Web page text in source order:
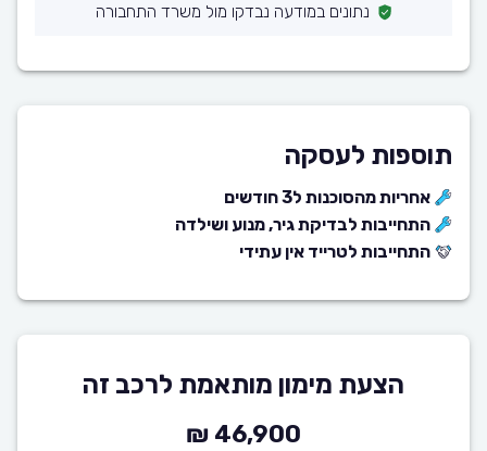
נתונים במודעה נבדקו מול משרד התחבורה
תוספות לעסקה
אחריות מהסוכנות ל3 חודשים
התחייבות לבדיקת גיר, מנוע ושילדה
התחייבות לטרייד אין עתידי
הצעת מימון מותאמת לרכב זה
46,900 ₪